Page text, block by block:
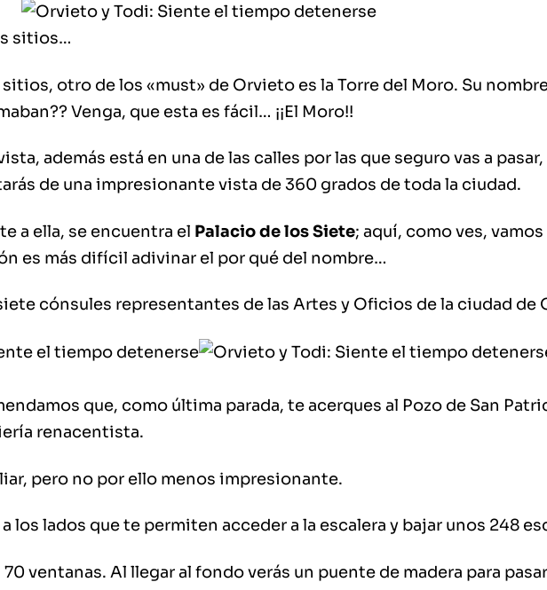
sitios…
sitios, otro de los «must» de Orvieto es la Torre del Moro. Su
Venga, que esta es fácil… ¡¡El Moro!!
además está en una de las calles por las que seguro vas a
de una impresionante vista de 360 grados de toda la ciudad.
a ella, se encuentra el Palacio de los Siete; aquí, como ves,
es más difícil adivinar el por qué del nombre…
cónsules representantes de las Artes y Oficios de la ciudad de
que, como última parada, te acerques al Pozo de San
renacentista.
, pero no por ello menos impresionante.
los lados que te permiten acceder a la escalera y bajar unos 248
70 ventanas. Al llegar al fondo verás un puente de madera para